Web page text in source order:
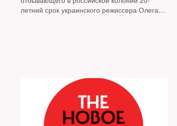
летний срок украинского режиссера Олега